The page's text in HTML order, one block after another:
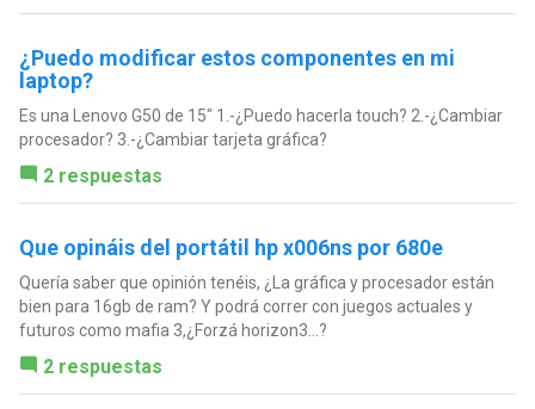
¿Puedo modificar estos componentes en mi
laptop?
Es una Lenovo G50 de 15" 1.-¿Puedo hacerla touch? 2.-¿Cambiar
procesador? 3.-¿Cambiar tarjeta gráfica?
2 respuestas
Que opináis del portátil hp x006ns por 680e
Quería saber que opinión tenéis, ¿La gráfica y procesador están
bien para 16gb de ram? Y podrá correr con juegos actuales y
futuros como mafia 3,¿Forzá horizon3...?
2 respuestas